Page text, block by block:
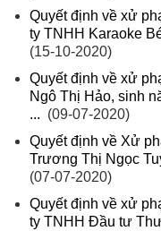
Quyết định về xử
ty TNHH Karaoke
(15-10-2020)
Quyết định về xử
Ngô Thị Hảo, sinh
... (09-07-2020)
Quyết định về Xử
Trương Thị Ngọc
(07-07-2020)
Quyết định về xử
ty TNHH Đầu tư